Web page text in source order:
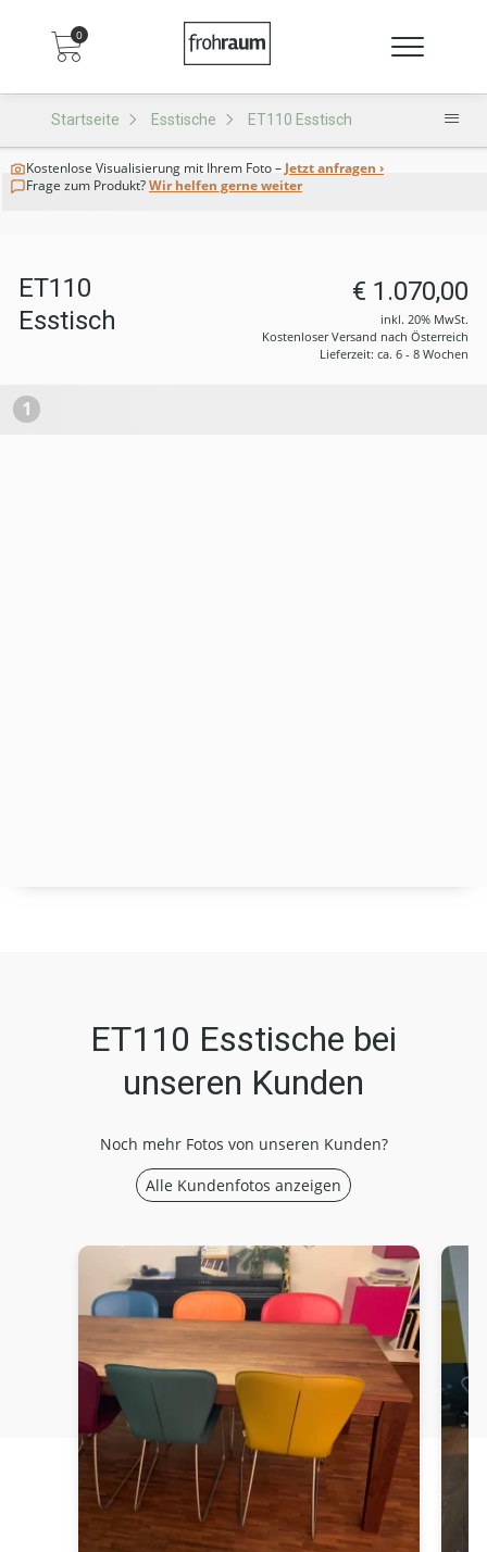
0
Startseite Esstische ET110 Esstisch
Kostenlose Visualisierung mit Ihrem Foto – Jetzt anfragen ›
Frage zum Produkt?Wir helfen gerne weiter
ET110
Esstisch
€ 1.070,00
inkl. 20% MwSt.
Kostenloser Versand nach Österreich
Lieferzeit: ca. 6 - 8 Wochen
1
ET110 Esstische bei
unseren Kunden
Noch mehr Fotos von unseren Kunden?
Alle Kundenfotos anzeigen